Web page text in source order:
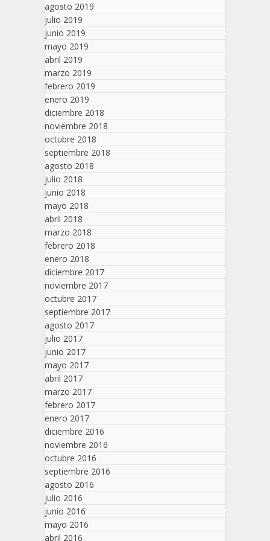
agosto 2019
julio 2019
junio 2019
mayo 2019
abril 2019
marzo 2019
febrero 2019
enero 2019
diciembre 2018
noviembre 2018
octubre 2018
septiembre 2018
agosto 2018
julio 2018
junio 2018
mayo 2018
abril 2018
marzo 2018
febrero 2018
enero 2018
diciembre 2017
noviembre 2017
octubre 2017
septiembre 2017
agosto 2017
julio 2017
junio 2017
mayo 2017
abril 2017
marzo 2017
febrero 2017
enero 2017
diciembre 2016
noviembre 2016
octubre 2016
septiembre 2016
agosto 2016
julio 2016
junio 2016
mayo 2016
abril 2016